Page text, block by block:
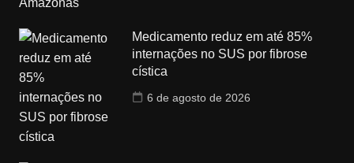
Medicamento reduz em até 85%
internações no SUS por fibrose
cística
6 de agosto de 2026